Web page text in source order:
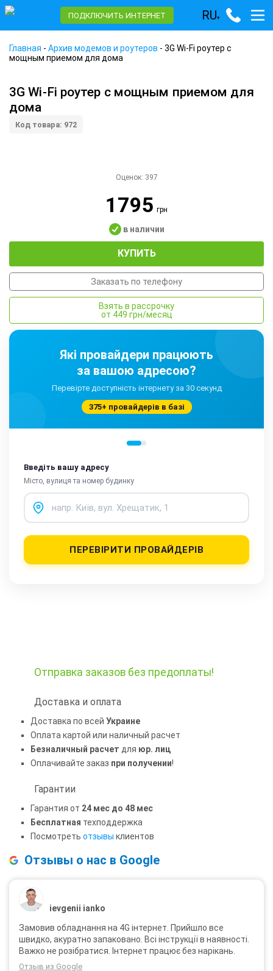
ПОДКЛЮЧИТЬ ИНТЕРНЕТ RU▾
Главная - Архив модемов и роутеров - 3G Wi-Fi роутер с
мощным приемом для дома
3G Wi-Fi роутер с мощным приемом для
дома
Код товара: 972
Оценок: 397
1795грн
в наличии
КУПИТЬ
Заказать по телефону
Взять в рассрочку
от 449 грн/месяц
Які провайдери працюють
за вашою адресою?
Перевірте доступність інтернету за 30 секунд
375+ провайдерів в базі
Введіть вашу адресу
Місто, вулиця та номер будинку
ПЕРЕВІРИТИ ПРОВАЙДЕРІВ
Отправка заказов без предоплаты!
Доставка и оплата
Доставка по всей Украине
Оплата картой или наличный расчет
Безналичный расчет для юр. лиц
Оплачивайте заказ при получении!
Гарантии
Гарантия от 24 мес до 48 мес
Бесплатная техподдержка
Посмотреть отзывы клиентов
Отзывы о нас в Google
ievgenii ianko
Замовив обладнання на 4G інтернет. Прийшло все
швидко, акуратно запаковано. Всі інструкції в наявності.
Важко не розібратися. Інтернет працює без нарікань.
Отзыв из Google